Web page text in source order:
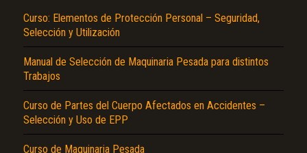
Curso: Elementos de Protección Personal – Seguridad,
Selección y Utilización
Manual de Selección de Maquinaria Pesada para distintos
Trabajos
Curso de Partes del Cuerpo Afectados en Accidentes –
Selección y Uso de EPP
Curso de Maquinaria Pesada
El Título es incorrecto según el contenido.
Texto o Imagen de portada son erróneos.